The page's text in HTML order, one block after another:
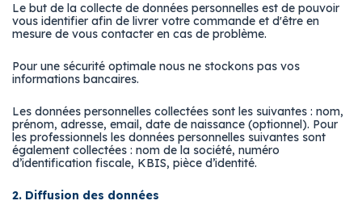
Le but de la collecte de données personnelles est de pouvoir
vous identifier afin de livrer votre commande et d'être en
mesure de vous contacter en cas de problème.
Pour une sécurité optimale nous ne stockons pas vos
informations bancaires.
Les données personnelles collectées sont les suivantes : nom,
prénom, adresse, email, date de naissance (optionnel). Pour
les professionnels les données personnelles suivantes sont
également collectées : nom de la société, numéro
d’identification fiscale, KBIS, pièce d’identité.
2. Diffusion des données